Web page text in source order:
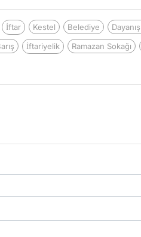
İftar Kestel Belediye
İftariyelik Ramazan Sokağı